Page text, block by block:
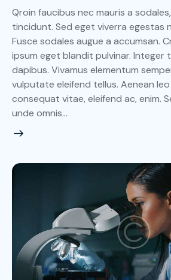
Qroin faucibus nec mauris a
tincidunt. Sed eget viverra egestas
Fusce sodales augue a accumsan.
ipsum eget blandit pulvinar. Integer
dapibus. Vivamus elementum
vulputate eleifend tellus. Aenean
consequat vitae, eleifend ac, enim.
unde omnis…